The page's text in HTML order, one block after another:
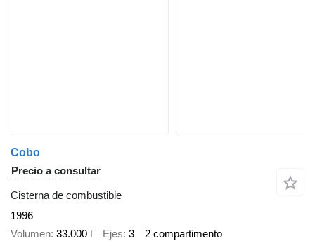
Cobo
Precio a consultar
Cisterna de combustible
1996
Volumen 33.000 l Ejes 3 2 compartimento